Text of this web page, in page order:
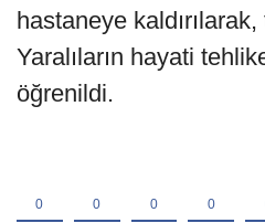
hastaneye kaldırılarak,
Yaralıların hayati
öğrenildi.